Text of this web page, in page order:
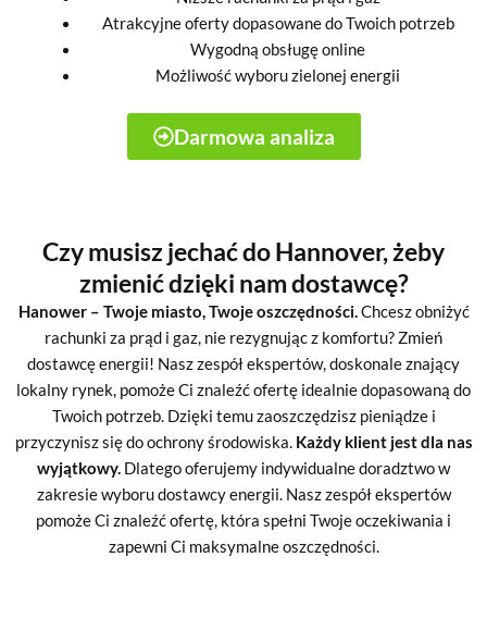
Atrakcyjne oferty dopasowane do Twoich potrzeb
Wygodną obsługę online
Możliwość wyboru zielonej energii
Darmowa analiza
Czy musisz jechać do Hannover, żeby
zmienić dzięki nam dostawcę?
Hanower – Twoje miasto, Twoje oszczędności.Chcesz obniżyć
rachunki za prąd i gaz, nie rezygnując z komfortu? Zmień
dostawcę energii! Nasz zespół ekspertów, doskonale znający
lokalny rynek, pomoże Ci znaleźć ofertę idealnie dopasowaną do
Twoich potrzeb. Dzięki temu zaoszczędzisz pieniądze i
przyczynisz się do ochrony środowiska. Każdy klient jest dla nas
wyjątkowy. Dlatego oferujemy indywidualne doradztwo w
zakresie wyboru dostawcy energii. Nasz zespół ekspertów
pomoże Ci znaleźć ofertę, która spełni Twoje oczekiwania i
zapewni Ci maksymalne oszczędności.